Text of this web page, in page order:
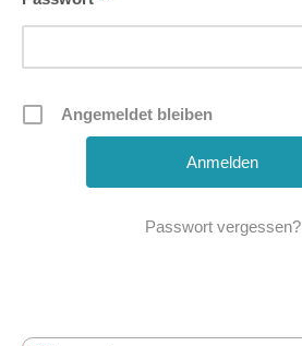
Angemeldet bleiben
Passwort vergessen?